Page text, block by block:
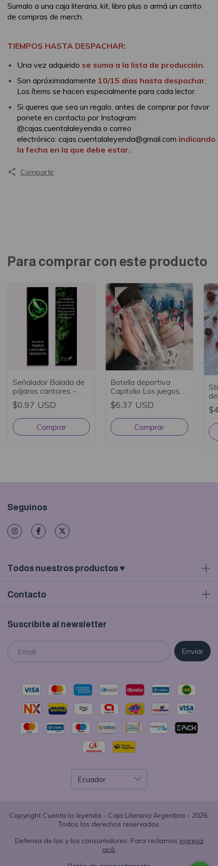
Sumalo a una caja literaria, kit, libro plus o armá un carrito
de compras de merch.
TIEMPOS HASTA DESPACHAR:
Una vez adquirido se suma a la lista de producción
Son apróximadamente 10/15 días hasta despachar
Los ítems se hacen especialmente para cada lector.
Si queres que sea un regalo, antes de comprar por favor
ponete en contacto por Instagram:
@cajas.cuentalaleyenda o correo
electrónico: cajas.cuentalaleyenda@gmail.com indicando
la fecha en la que debe estar.
Compartir
Para comprar con este producto
Señalador Balada de
pájaros cantores -
Suzanne Collins
$0.97 USD
Botella deportiva
Capitolio Los juegos
del hambre
$6.37 USD
Seguinos
Todos nuestros productos ♥
Contacto
Suscribite al newsletter
Copyright Cuenta la leyenda - Caja Literaria Argentina - 2026.
Todos los derechos reservados.
Defensa de las y los consumidores. Para reclamos ingresá
acá.